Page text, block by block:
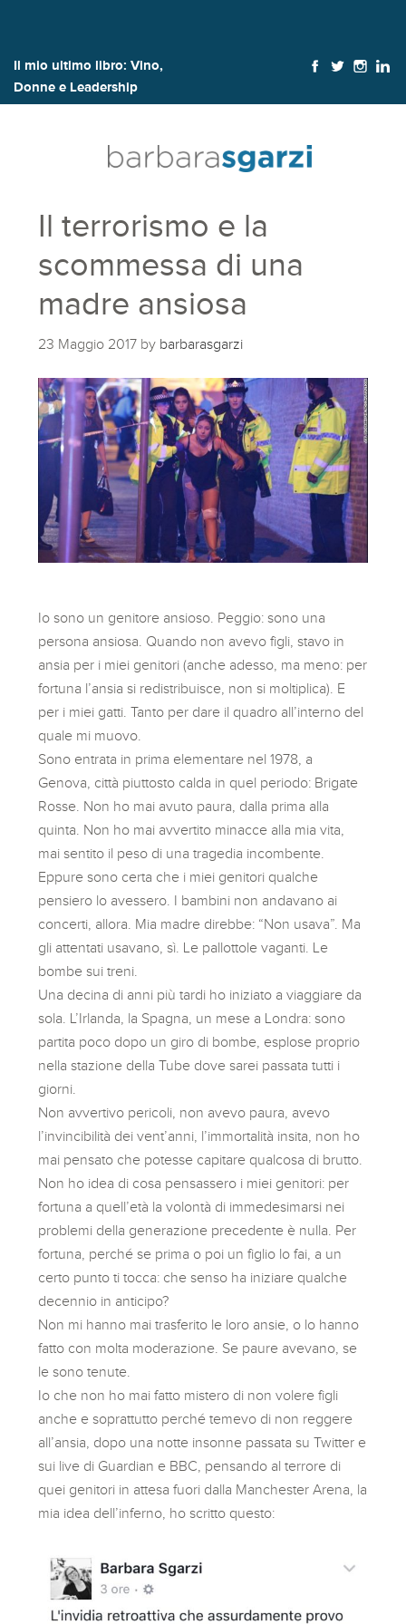
Il mio ultimo libro: Vino,
Donne e Leadership
Il terrorismo e la
scommessa di una
madre ansiosa
23 Maggio 2017 by barbarasgarzi
Io sono un genitore ansioso. Peggio: sono una
persona ansiosa. Quando non avevo figli, stavo in
ansia per i miei genitori (anche adesso, ma meno: per
fortuna l’ansia si redistribuisce, non si moltiplica). E
per i miei gatti. Tanto per dare il quadro all’interno del
quale mi muovo.
Sono entrata in prima elementare nel 1978, a
Genova, città piuttosto calda in quel periodo: Brigate
Rosse. Non ho mai avuto paura, dalla prima alla
quinta. Non ho mai avvertito minacce alla mia vita,
mai sentito il peso di una tragedia incombente.
Eppure sono certa che i miei genitori qualche
pensiero lo avessero. I bambini non andavano ai
concerti, allora. Mia madre direbbe: “Non usava”. Ma
gli attentati usavano, sì. Le pallottole vaganti. Le
bombe sui treni.
Una decina di anni più tardi ho iniziato a viaggiare da
sola. L’Irlanda, la Spagna, un mese a Londra: sono
partita poco dopo un giro di bombe, esplose proprio
nella stazione della Tube dove sarei passata tutti i
giorni.
Non avvertivo pericoli, non avevo paura, avevo
l’invincibilità dei vent’anni, l’immortalità insita, non ho
mai pensato che potesse capitare qualcosa di brutto.
Non ho idea di cosa pensassero i miei genitori: per
fortuna a quell’età la volontà di immedesimarsi nei
problemi della generazione precedente è nulla. Per
fortuna, perché se prima o poi un figlio lo fai, a un
certo punto ti tocca: che senso ha iniziare qualche
decennio in anticipo?
Non mi hanno mai trasferito le loro ansie, o lo hanno
fatto con molta moderazione. Se paure avevano, se
le sono tenute.
Io che non ho mai fatto mistero di non volere figli
anche e soprattutto perché temevo di non reggere
all’ansia, dopo una notte insonne passata su Twitter e
sui live di Guardian e BBC, pensando al terrore di
quei genitori in attesa fuori dalla Manchester Arena, la
mia idea dell’inferno, ho scritto questo: